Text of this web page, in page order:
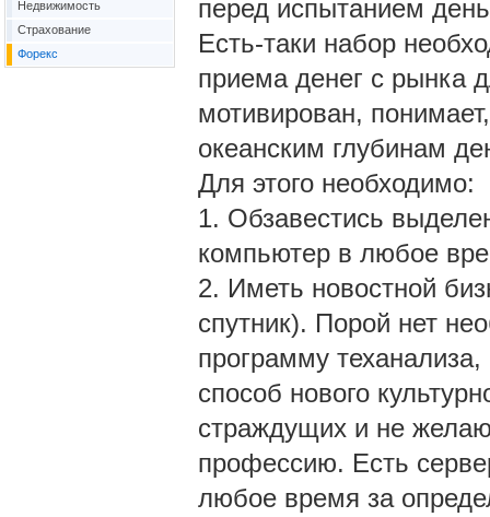
перед испытанием
Есть-таки набор
приема денег с рынка
мотивирован,
океанским глубинам
Для этого необходимо:
1. Обзавестись
компьютер в любое
2. Иметь новостной
спутник). Порой нет
программу
способ нового
страждущих и не
профессию. Есть
любое время за
Недвижимость
Страхование
Форекс